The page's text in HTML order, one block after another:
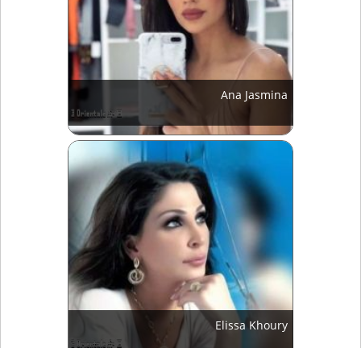
Ana Jasmina
Elissa Khoury